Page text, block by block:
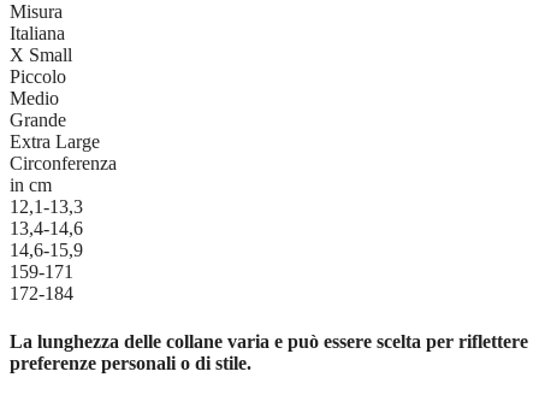
Misura
Italiana
X Small
Piccolo
Medio
Grande
Extra Large
Circonferenza
in cm
12,1-13,3
13,4-14,6
14,6-15,9
159-171
172-184
La lunghezza delle collane varia e può essere scelta per riflettere
preferenze personali o di stile.